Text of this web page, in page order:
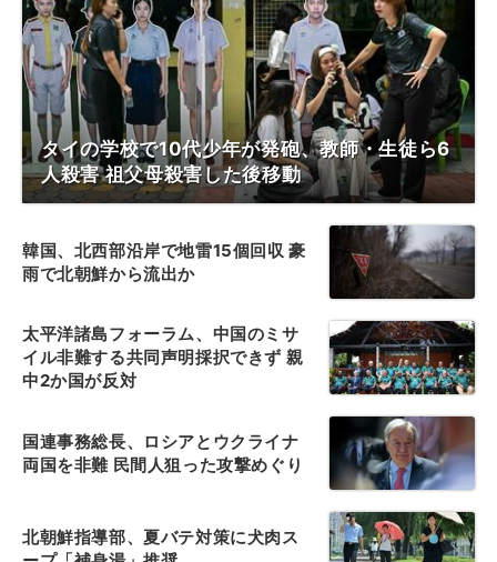
タイの学校で10代少年が発砲、教師・生徒ら6
人殺害 祖父母殺害した後移動
韓国、北西部沿岸で地雷15個回収 豪
雨で北朝鮮から流出か
太平洋諸島フォーラム、中国のミサ
イル非難する共同声明採択できず 親
中2か国が反対
国連事務総長、ロシアとウクライナ
両国を非難 民間人狙った攻撃めぐり
北朝鮮指導部、夏バテ対策に犬肉ス